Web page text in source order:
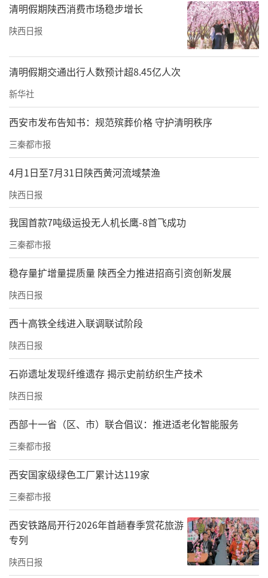
清明假期陕西消费市场稳步增长
陕西日报
清明假期交通出行人数预计超8.45亿人次
新华社
西安市发布告知书：规范殡葬价格 守护清明秩序
三秦都市报
4月1日至7月31日陕西黄河流域禁渔
陕西日报
我国首款7吨级运投无人机长鹰-8首飞成功
三秦都市报
稳存量扩增量提质量 陕西全力推进招商引资创新发展
陕西日报
西十高铁全线进入联调联试阶段
陕西日报
石峁遗址发现纤维遗存 揭示史前纺织生产技术
陕西日报
西部十一省（区、市）联合倡议：推进适老化智能服务
三秦都市报
西安国家级绿色工厂累计达119家
三秦都市报
西安铁路局开行2026年首趟春季赏花旅游
专列
陕西日报